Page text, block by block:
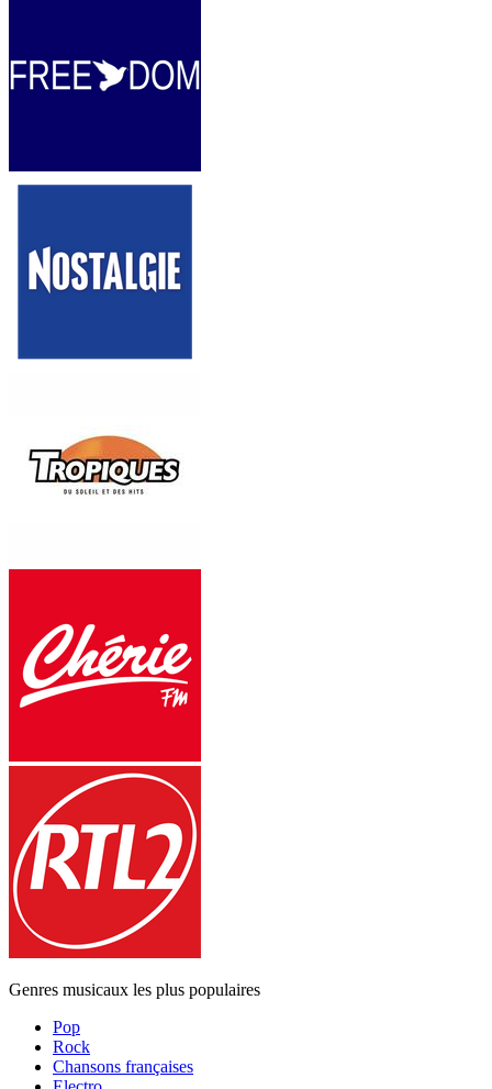
Genres musicaux les plus populaires
Pop
Rock
Chansons françaises